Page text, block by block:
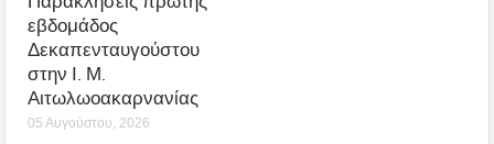
εβδομάδος
Δεκαπενταυγούστου
στην Ι. Μ.
Αιτωλωοακαρνανίας
05 Αυγούστου, 2026